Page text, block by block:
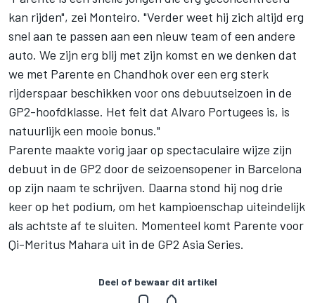
kan rijden", zei Monteiro. "Verder weet hij zich altijd erg
snel aan te passen aan een nieuw team of een andere
auto. We zijn erg blij met zijn komst en we denken dat
we met Parente en Chandhok over een erg sterk
rijderspaar beschikken voor ons debuutseizoen in de
GP2-hoofdklasse. Het feit dat Alvaro Portugees is, is
natuurlijk een mooie bonus."
Parente maakte vorig jaar op spectaculaire wijze zijn
debuut in de GP2 door de seizoensopener in Barcelona
op zijn naam te schrijven. Daarna stond hij nog drie
keer op het podium, om het kampioenschap uiteindelijk
als achtste af te sluiten. Momenteel komt Parente voor
Qi-Meritus Mahara uit in de GP2 Asia Series.
Deel of bewaar dit artikel